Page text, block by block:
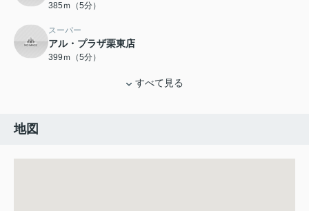
385ｍ（5分）
スーパー
アル・プラザ栗東店
399ｍ（5分）
すべて見る
地図